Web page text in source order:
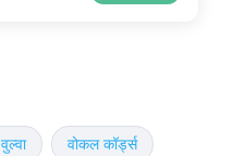
वुल्वा वोकल कॉर्ड्स